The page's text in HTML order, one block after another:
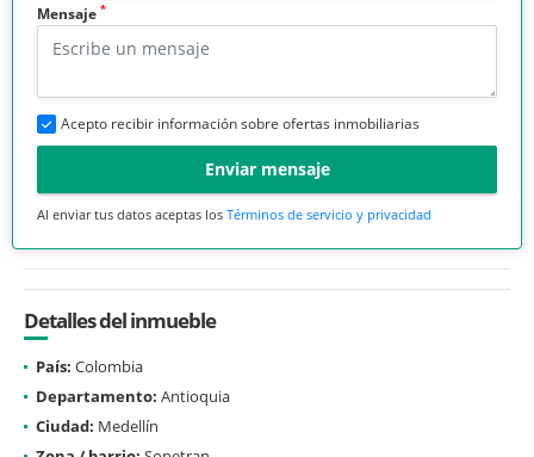
Mensaje *
Acepto recibir información sobre ofertas inmobiliarias
Enviar mensaje
Al enviar tus datos aceptas los Términos de servicio y privacidad
Detalles del inmueble
País: Colombia
Departamento: Antioquia
Ciudad: Medellín